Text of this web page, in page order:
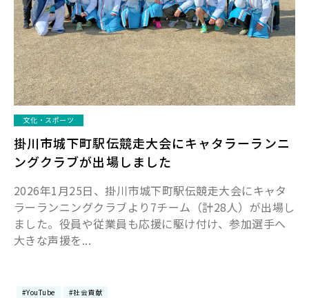
文化・スポーツ
掛川市城下町駅伝競走大会にキャタラーランニ
ングクラブが出場しました
2026年1月25日、掛川市城下町駅伝競走大会にキャタ
ラーランニングクラブより7チーム（計28人）が出場し
ました。役員や従業員も応援に駆け付け、参加選手へ
大きな声援を...
#YouTube #社会貢献